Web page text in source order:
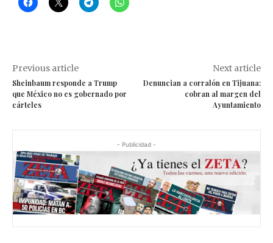
Previous article
Sheinbaum responde a Trump
que México no es gobernado por
cárteles
Next article
Denuncian a corralón en Tijuana:
cobran al margen del
Ayuntamiento
- Publicidad -